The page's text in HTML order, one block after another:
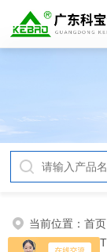
当前位置：首页
试验箱> DB-